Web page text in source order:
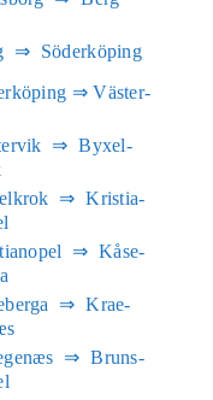
⇒ Söder­kö­ping
⇒ Väs­ter­
⇒ Byxel­
⇒ Kris­tia­
⇒ Kåse­
⇒ Krae­
⇒ Bruns­